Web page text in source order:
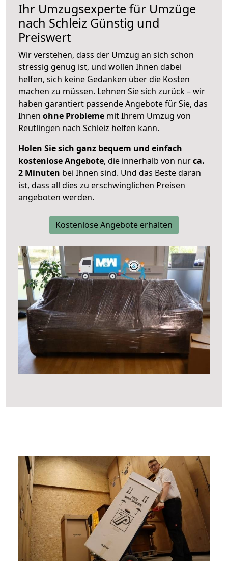
Ihr Umzugsexperte für Umzüge
nach Schleiz Günstig und
Preiswert
Wir verstehen, dass der Umzug an sich schon
stressig genug ist, und wollen Ihnen dabei
helfen, sich keine Gedanken über die Kosten
machen zu müssen. Lehnen Sie sich zurück – wir
haben garantiert passende Angebote für Sie, das
Ihnen ohne Probleme mit Ihrem Umzug von
Reutlingen nach Schleiz helfen kann.
Holen Sie sich ganz bequem und einfach
kostenlose Angebote, die innerhalb von nurca.
2 Minuten bei Ihnen sind. Und das Beste daran
ist, dass all dies zu erschwinglichen Preisen
angeboten werden.
Kostenlose Angebote erhalten